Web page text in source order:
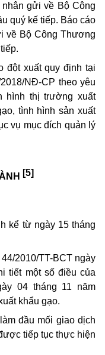
gửi về Bộ Công
quý kế tiếp. Báo cáo
về Bộ Công Thương
đột xuất quy định tại
NĐ-CP theo yêu
hình thị trường xuất
tình hình sản xuất
vụ mục đích quản lý
[5]
kể từ ngày 15 tháng
2010/TT-BCT ngày
tiết một số điều của
04 tháng 11 năm
khẩu gạo.
đầu mối giao dịch
tiếp tục thực hiện